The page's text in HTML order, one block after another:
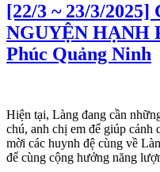
[22/3 ~ 23/3/
NGUYỆN HẠNH
Phúc Quảng Ninh
Hiện tại, Làng đang cần
chú, anh chị em để giúp cảnh
mời các huynh đệ cùng về
để cùng cộng hưởng năng